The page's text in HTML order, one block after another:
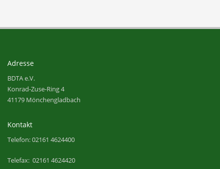
Adresse
BDTA e.V.
Konrad-Zuse-Ring 4
41179 Mönchengladbach
Kontakt
Telefon: 02161 4624400
Telefax: 02161 4624420